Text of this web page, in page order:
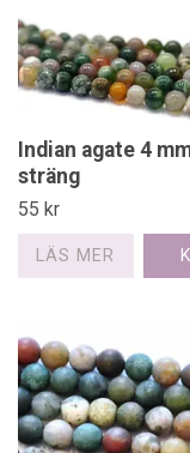
Indian agate 4
sträng
55 kr
LÄS MER